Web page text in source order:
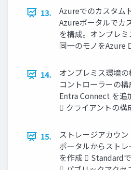
13.
Azureでのカスタム
Azureポータルでカ
を構成。オンプレミ
同一のモノをAzure
14.
オンプレミス環境
コントローラーの
Entra Connect を追
 クライアントの構
15.
ストレージアカウ
ポータルからスト
を作成  Standard